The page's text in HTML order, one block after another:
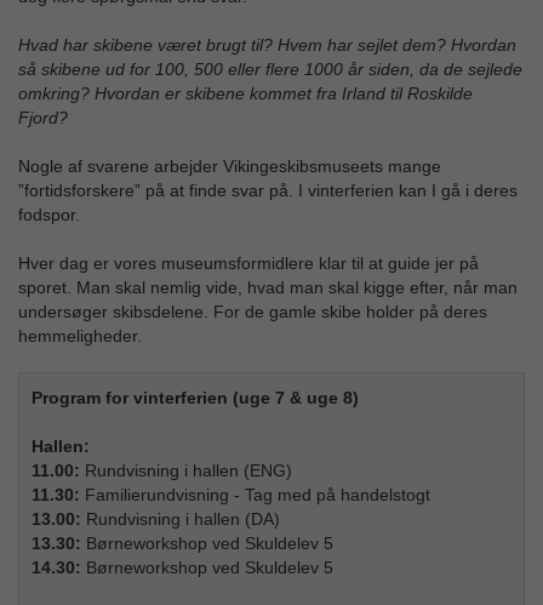
Hvad har skibene været brugt til? Hvem har sejlet dem? Hvordan
så skibene ud for 100, 500 eller flere 1000 år siden, da de sejlede
omkring? Hvordan er skibene kommet fra Irland til Roskilde
Fjord?
Nogle af svarene arbejder Vikingeskibsmuseets mange
”fortidsforskere” på at finde svar på. I vinterferien kan I gå i deres
fodspor.
Hver dag er vores museumsformidlere klar til at guide jer på
sporet. Man skal nemlig vide, hvad man skal kigge efter, når man
undersøger skibsdelene. For de gamle skibe holder på deres
hemmeligheder.
Program for vinterferien (uge 7 & uge 8)
Hallen:
11.00: Rundvisning i hallen (ENG)
11.30: Familierundvisning - Tag med på handelstogt
13.00: Rundvisning i hallen (DA)
13.30: Børneworkshop ved Skuldelev 5
14.30: Børneworkshop ved Skuldelev 5